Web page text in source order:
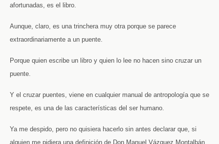
afortunadas, es el libro.
Aunque, claro, es una trinchera muy otra porque se parece
extraordinariamente a un puente.
Porque quien escribe un libro y quien lo lee no hacen sino cruzar un
puente.
Y el cruzar puentes, viene en cualquier manual de antropología que se
respete, es una de las características del ser humano.
Ya me despido, pero no quisiera hacerlo sin antes declarar que, si
alguien me pidiera una definición de Don Manuel Vázquez Montalbán